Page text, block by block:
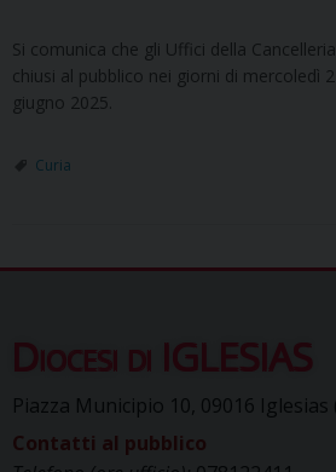
Si comunica che gli Uffici della
chiusi al pubblico nei giorni di mercoledì
giugno 2025.
Curia
Diocesi di IGLESIAS
Piazza Municipio 10, 09016 Iglesias
Contatti al pubblico